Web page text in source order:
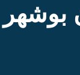
بوشهر